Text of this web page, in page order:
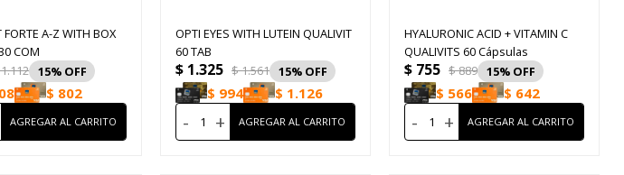
FORTE A-Z WITH BOX
COM
1.112 15
$ 802
OPTI EYES WITH LUTEIN QUALIVIT
60 TAB
$ 1.325 $1.561 15
$ 994 $ 1.126
- +
HYALURONIC ACID + VITAMIN C
QUALIVITS 60 Cápsulas
$ 755 $889 15
$ 566 $ 642
- +